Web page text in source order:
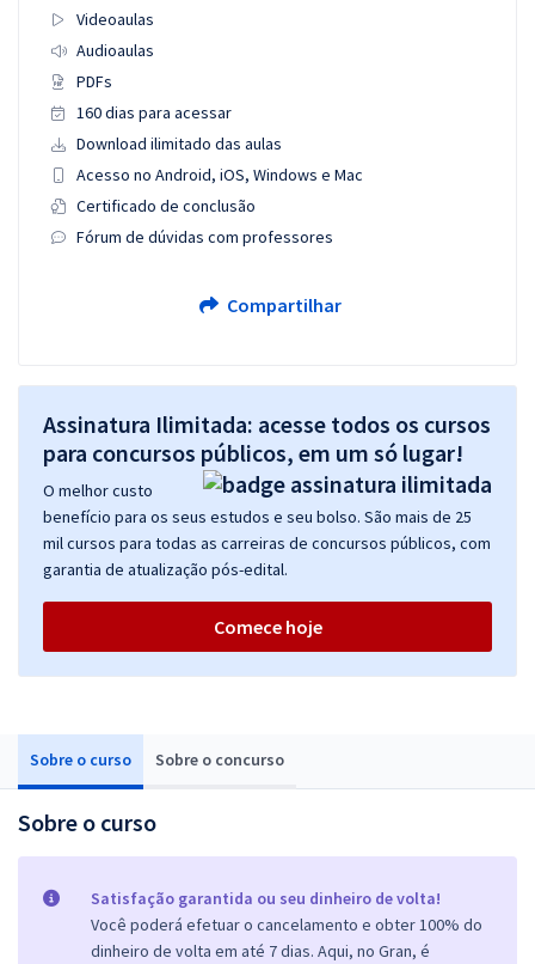
Sobre o curso Sobre o concurso
Sobre o curso
Satisfação garantida ou seu dinheiro de volta!
Você poderá efetuar o cancelamento e obter 100% do
dinheiro de volta em até 7 dias. Aqui, no Gran, é
Videoaulas
Audioaulas
PDFs
160 dias para acessar
Download ilimitado das aulas
Acesso no Android, iOS, Windows e Mac
Certificado de conclusão
Fórum de dúvidas com professores
Compartilhar
Assinatura Ilimitada: acesse todos os cursos
para concursos públicos, em um só lugar!
O melhor custo
benefício para os seus estudos e seu bolso. São mais de 25
mil cursos para todas as carreiras de concursos públicos, com
garantia de atualização pós-edital.
Comece hoje